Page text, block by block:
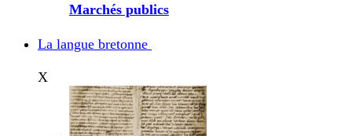
Marchés publics
La langue bretonne
X